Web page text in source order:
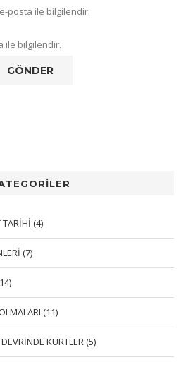
posta ile bilgilendir.
ile bilgilendir.
TARİHİ (4)
(7)
(11)
KÜRTLER (5)